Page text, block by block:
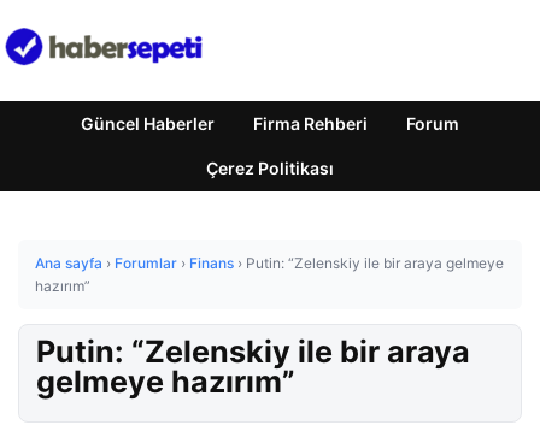
Güncel Haberler Firma Rehberi Forum
Çerez Politikası
Ana sayfa › Forumlar › Finans › Putin: “Zelenskiy ile bir araya gelmeye
hazırım”
Putin: “Zelenskiy ile bir araya
gelmeye hazırım”